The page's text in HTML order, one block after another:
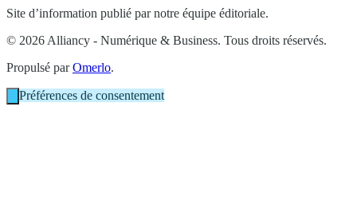
Site d’information publié par notre équipe éditoriale.
© 2026 Alliancy - Numérique & Business. Tous droits réservés.
Propulsé parOmerlo.
Préférences de consentement